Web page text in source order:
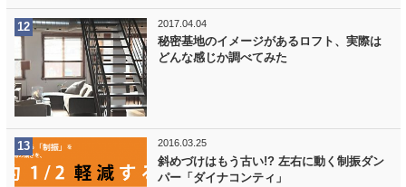
2017.04.04
秘密基地のイメージがあるロフト、実際は
どんな感じか調べてみた
2016.03.25
斜めづけはもう古い!? 左右に動く制振ダン
パー「ダイナコンティ」